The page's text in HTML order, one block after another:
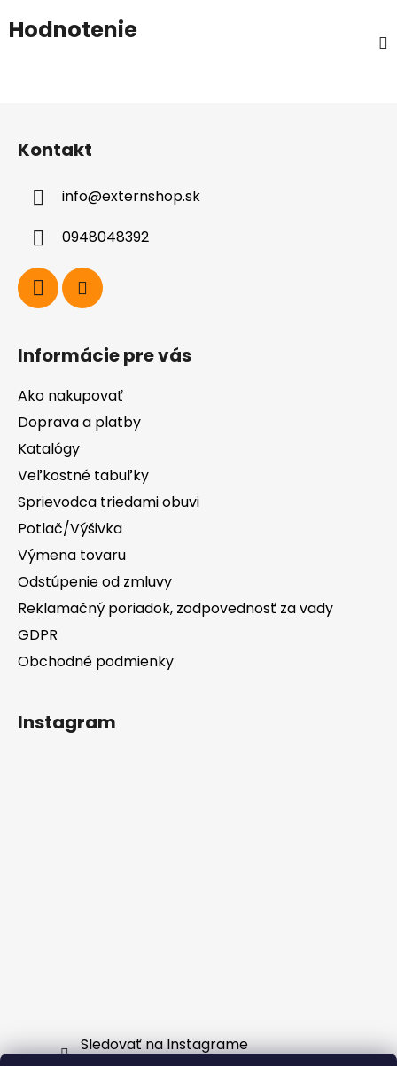
Hodnotenie
Kontakt
info@externshop.sk
0948048392
Informácie pre vás
Ako nakupovať
Doprava a platby
Katalógy
Veľkostné tabuľky
Sprievodca triedami obuvi
Potlač/Výšivka
Výmena tovaru
Odstúpenie od zmluvy
Reklamačný poriadok, zodpovednosť za vady
GDPR
Obchodné podmienky
Instagram
Sledovať na Instagrame